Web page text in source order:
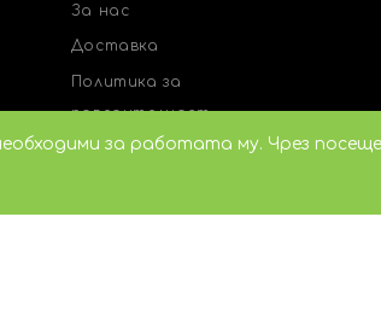
За нас
Доставка
Политика за
поверителност
Общи условия
Персонализирай
за работата му. Чрез